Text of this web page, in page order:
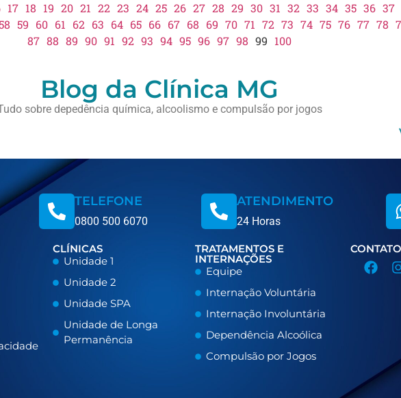
17 18 19 20 21 22 23 24 25 26 27 28 29 30 31 32 33 34 35 36 37
59 60 61 62 63 64 65 66 67 68 69 70 71 72 73 74 75 76 77 78
87 88 89 90 91 92 93 94 95 96 97 98 99 100
Blog da Clínica MG
sobre depedência química, alcoolismo e compulsão por jogos
TELEFONE
0800 500 6070
ATENDIMENTO
24 Horas
CLÍNICAS
Unidade 1
Unidade 2
Unidade SPA
Unidade de Longa
Permanência
TRATAMENTOS E
INTERNAÇÕES
Equipe
Internação Voluntária
Internação Involuntária
Dependência Alcoólica
Compulsão por Jogos